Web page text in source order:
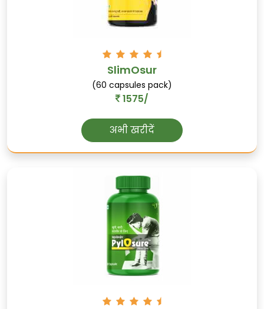
जायफल
पाचन को समर्थन करता है, नींद की गुणवत्ता को
समर्थन करता है, और कीटाणुरोधी गुणों से भरपूर है।
SlimOsur
(60 capsules pack)
1575/
अभी खरीदें